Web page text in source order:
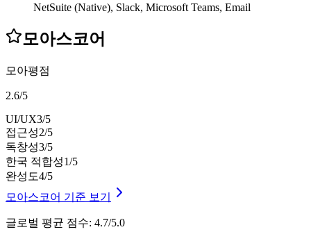
NetSuite (Native), Slack, Microsoft Teams, Email
모아스코어
모아평점
2.6/5
UI/UX3/5
접근성2/5
독창성3/5
한국 적합성1/5
완성도4/5
모아스코어 기준 보기
글로벌 평균 점수: 4.7/5.0